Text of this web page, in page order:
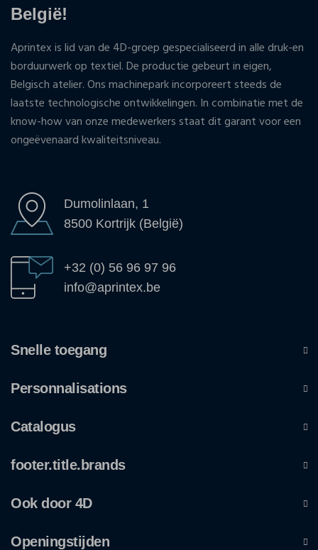
België!
Aprintex is lid van de 4D-groep gespecialiseerd in alle druk-en
borduurwerk op textiel. De productie gebeurt in eigen,
Belgisch atelier. Ons machinepark incorporeert steeds de
laatste technologische ontwikkelingen. In combinatie met de
know-how van onze medewerkers staat dit garant voor een
ongeëvenaard kwaliteitsniveau.
Dumolinlaan, 1
8500 Kortrijk (België)
+32 (0) 56 96 97 96
info@aprintex.be
Snelle toegang
Personnalisations
Catalogus
footer.title.brands
Ook door 4D
Openingstijden